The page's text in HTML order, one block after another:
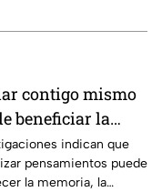
contigo mismo
beneficiar la
y la
indican que
pensamientos puede
la memoria, la